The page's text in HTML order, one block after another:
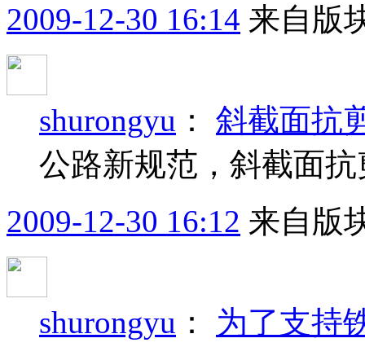
2009-12-30 16:14 来自版
shurongyu ： 斜截面抗
公路新规范，斜截面
2009-12-30 16:12 来自版
shurongyu ： 为了支持